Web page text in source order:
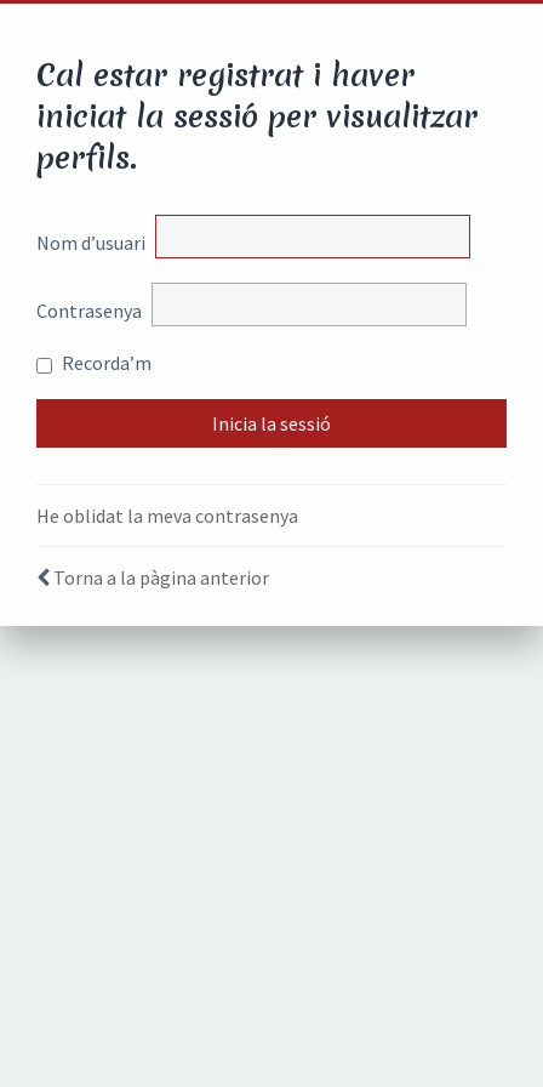
Cal estar registrat i haver
iniciat la sessió per visualitzar
perfils.
Nom d’usuari
Contrasenya
Recorda’m
He oblidat la meva contrasenya
Torna a la pàgina anterior